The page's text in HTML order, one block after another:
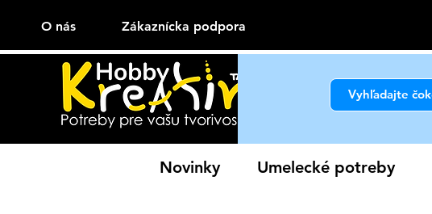
O nás Zákaznícka podpora
Novinky Umelecké potreby